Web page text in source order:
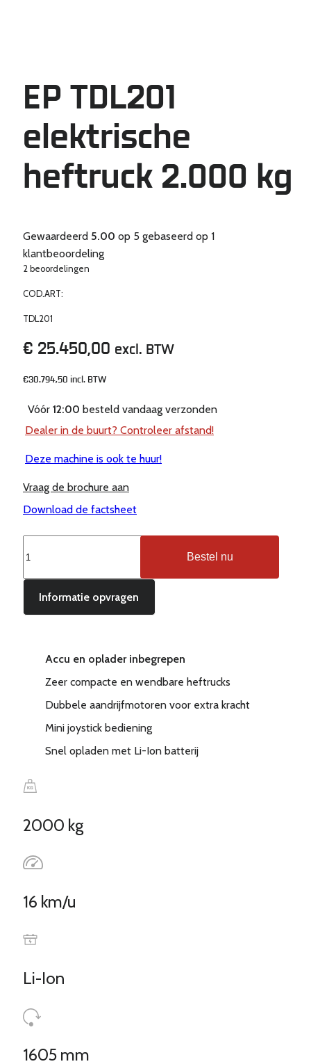
EP TDL201
elektrische
heftruck 2.000 kg
Gewaardeerd 5.00 op 5 gebaseerd op 1
klantbeoordeling
2 beoordelingen
COD.ART:
TDL201
€ 25.450,00 excl. BTW
€30.794,50 incl. BTW
Vóór 12:00 besteld vandaag verzonden
Dealer in de buurt? Controleer afstand!
Deze machine is ook te huur!
Vraag de brochure aan
Download de factsheet
TDL201
elektrische
heftruck
2.000
Bestel nu
Informatie opvragen
Accu en oplader inbegrepen
Zeer compacte en wendbare heftrucks
Dubbele aandrijfmotoren voor extra kracht
Mini joystick bediening
Snel opladen met Li-Ion batterij
2000 kg
16 km/u
Li-Ion
1605 mm